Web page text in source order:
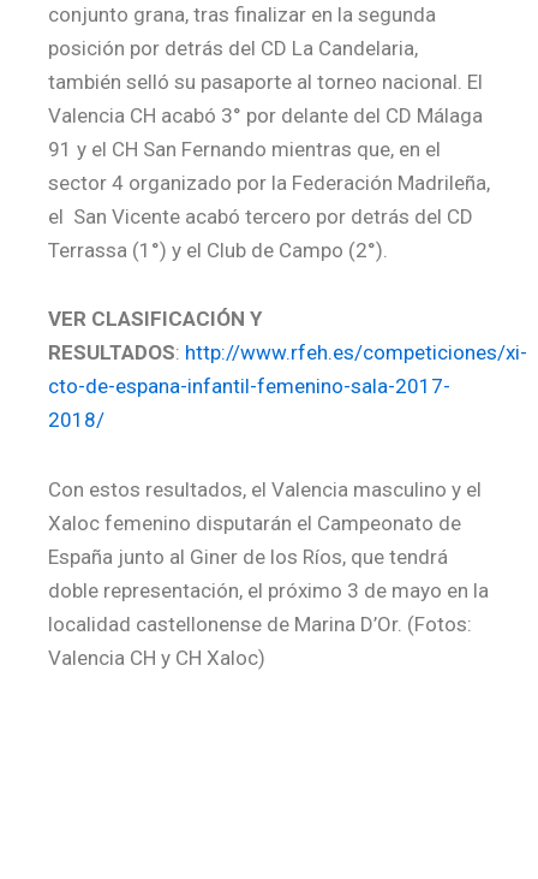
conjunto grana, tras finalizar en la segunda
posición por detrás del CD La Candelaria,
también selló su pasaporte al torneo nacional. El
Valencia CH acabó 3° por delante del CD Málaga
91 y el CH San Fernando mientras que, en el
sector 4 organizado por la Federación Madrileña,
el San Vicente acabó tercero por detrás del CD
Terrassa (1°) y el Club de Campo (2°).
VER CLASIFICACIÓN Y
RESULTADOS: http://www.rfeh.es/competiciones/xi-
cto-de-espana-infantil-femenino-sala-2017-
2018/
Con estos resultados, el Valencia masculino y el
Xaloc femenino disputarán el Campeonato de
España junto al Giner de los Ríos, que tendrá
doble representación, el próximo 3 de mayo en la
localidad castellonense de Marina D’Or. (Fotos:
Valencia CH y CH Xaloc)